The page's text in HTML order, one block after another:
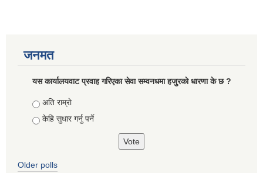
जनमत
यस कार्यालयवाट प्रवाह गरिएका सेवा सम्वनधमा हजुरकाे धारणा के छ ?
Choices
अति राम्राे
केहि सुधार गर्नु पर्ने
Older polls